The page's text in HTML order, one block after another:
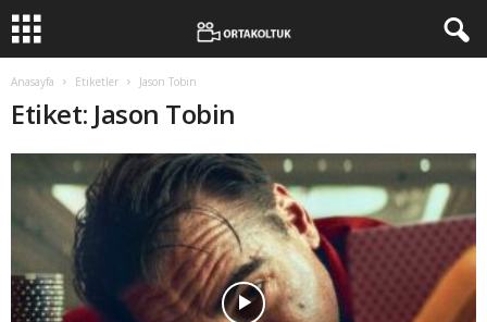
Anasayfa Etiketler Jason Tobin
Etiket: Jason Tobin